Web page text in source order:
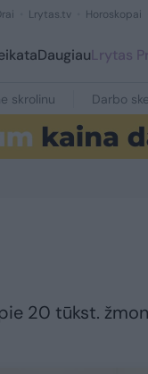
Lrytas.tv Horoskopai
DaugiauLrytas
skrolinu Darbo
20 tūkst.